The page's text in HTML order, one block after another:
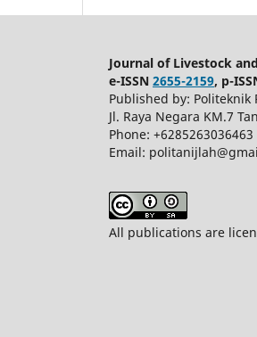
Journal of Livestock
e-ISSN 2655-2159, p-
Published by:
Jl. Raya Negara KM.7
Phone: +6285263036463
Email:
All publications are